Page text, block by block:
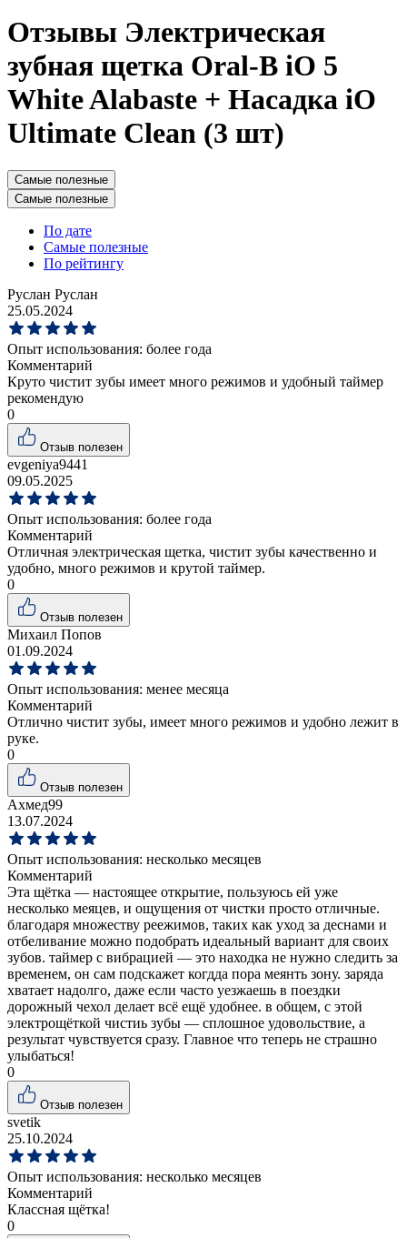
Отзывы Электрическая
зубная щетка Oral-B iO 5
White Alabaste + Насадка iO
Ultimate Clean (3 шт)
Самые полезные
Самые полезные
По дате
Самые полезные
По рейтингу
Руслан Руслан
25.05.2024
Опыт использования: более года
Комментарий
Круто чистит зубы имеет много режимов и удобный таймер
рекомендую
0
Отзыв полезен
evgeniya9441
09.05.2025
Опыт использования: более года
Комментарий
Отличная электрическая щетка, чистит зубы качественно и
удобно, много режимов и крутой таймер.
0
Отзыв полезен
Михаил Попов
01.09.2024
Опыт использования: менее месяца
Комментарий
Отлично чистит зубы, имеет много режимов и удобно лежит в
руке.
0
Отзыв полезен
Ахмед99
13.07.2024
Опыт использования: несколько месяцев
Комментарий
Эта щётка — настоящее открытие, пользуюсь ей уже
несколько меяцев, и ощущения от чистки просто отличные.
благодаря множеству реежимов, таких как уход за деснами и
отбеливание можно подобрать идеальный вариант для своих
зубов. таймер с вибрацией — это находка не нужно следить за
временем, он сам подскажет когдда пора меянть зону. заряда
хватает надолго, даже если часто уезжаешь в поездки
дорожный чехол делает всё ещё удобнее. в общем, с этой
электрощёткой чистиь зубы — сплошное удовольствие, а
результат чувствуется сразу. Главное что теперь не страшно
улыбаться!
0
Отзыв полезен
svetik
25.10.2024
Опыт использования: несколько месяцев
Комментарий
Классная щётка!
0